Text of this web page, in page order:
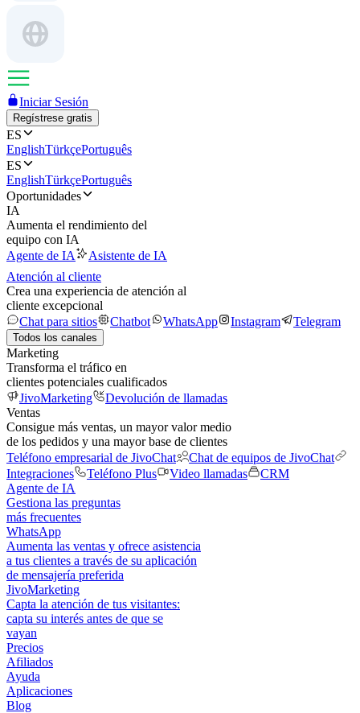
Iniciar Sesión
Regístrese gratis
ES
EnglishTürkçePortuguês
ES
EnglishTürkçePortuguês
Oportunidades
IA
Aumenta el rendimiento del
equipo con IA
Agente de IA
Asistente de IA
Atención al cliente
Crea una experiencia de atención al
cliente excepcional
Chat para sitios
Chatbot WhatsApp Instagram Telegram
Todos los canales
Marketing
Transforma el tráfico en
clientes potenciales cualificados
JivoMarketing
Devolución de llamadas
Ventas
Consigue más ventas, un mayor valor medio
de los pedidos y una mayor base de clientes
Teléfono empresarial de JivoChat
Chat de equipos de JivoChat
Integraciones
Teléfono Plus Video llamadas
CRM
Agente de IA
Gestiona las preguntas
más frecuentes
WhatsApp
Aumenta las ventas y ofrece asistencia
a tus clientes a través de su aplicación
de mensajería preferida
JivoMarketing
Capta la atención de tus visitantes:
capta su interés antes de que se
vayan
Precios
Afiliados
Ayuda
Aplicaciones
Blog